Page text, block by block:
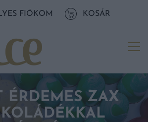
FIÓKOM KOSÁR
ÉRDEMES ZAX